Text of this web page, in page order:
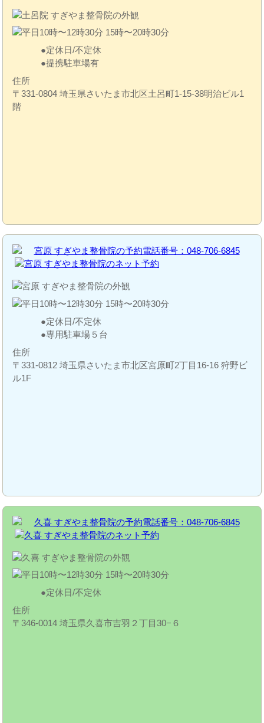
定休日/不定休
提携駐車場有
住所
〒331-0804 埼玉県さいたま市北区土呂町1-15-38明治ビル1
階
定休日/不定休
専用駐車場５台
住所
〒331-0812 埼玉県さいたま市北区宮原町2丁目16-16 狩野ビ
ル1F
定休日/不定休
住所
〒346-0014 埼玉県久喜市吉羽２丁目30−６